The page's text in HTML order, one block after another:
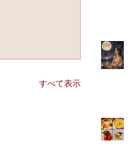
すべて表示